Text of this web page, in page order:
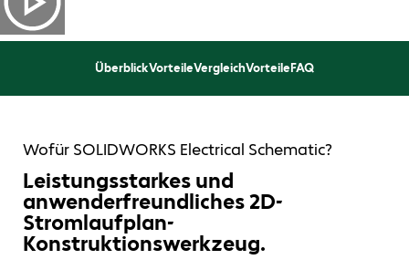
ÜberblickVorteileVergleichVorteileFAQ
Wofür SOLIDWORKS Electrical Schematic?
Leistungsstarkes und
anwenderfreundliches 2D-
Stromlaufplan-
Konstruktionswerkzeug.